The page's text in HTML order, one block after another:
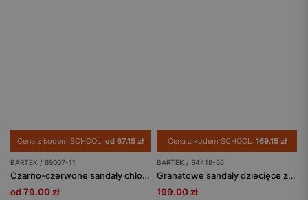
Cena z kodem SCHOOL: od 67.15 zł
BARTEK / 89007-11
Czarno-czerwone sandały chłopięce Spider-man BARTEK 89007-11
od 79.00 zł
Cena z kodem SCHOOL: 169.15 zł
BARTEK / 84418-65
Granatowe sandały dziecięce z czerwonymi akcentami BARTEK 84418-65
199.00 zł